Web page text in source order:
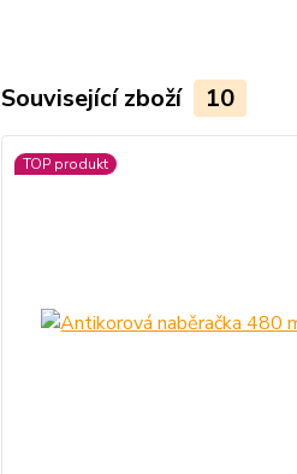
Související zboží 10
TOP produkt